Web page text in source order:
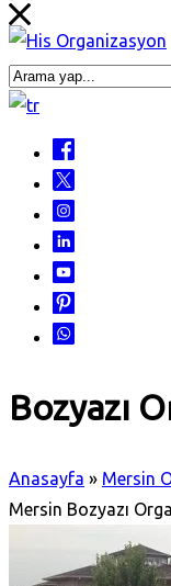
Bozyazı
Anasayfa » Mersin
Mersin Bozyazı